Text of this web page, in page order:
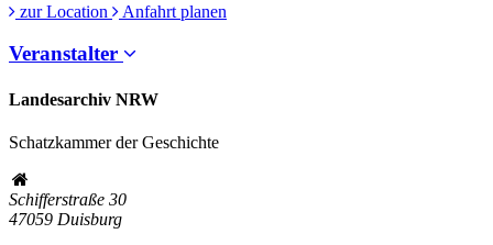
zur Location
Anfahrt planen
Veranstalter
Landesarchiv NRW
Schatzkammer der Geschichte
Schifferstraße 30
47059 Duisburg